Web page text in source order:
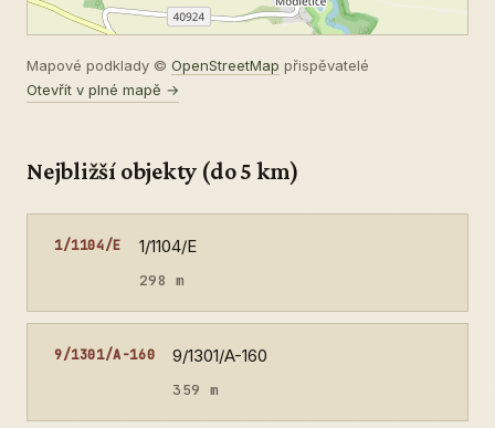
Mapové podklady © OpenStreetMap přispěvatelé
Otevřít v plné mapě →
Nejbližší objekty (do 5 km)
1/1104/E 1/1104/E
298 m
9/1301/A-160 9/1301/A-160
359 m